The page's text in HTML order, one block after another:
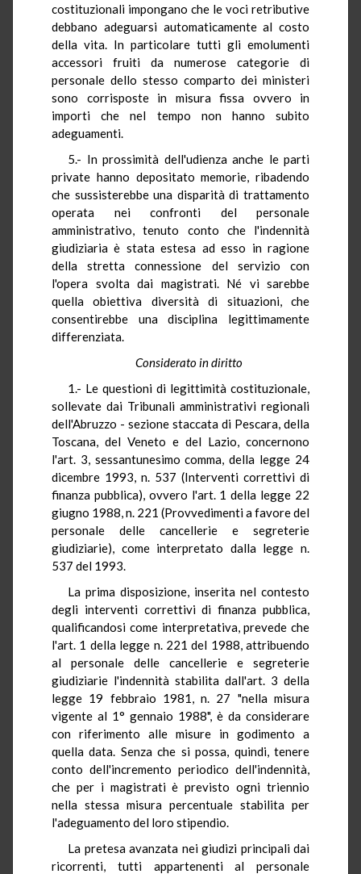
costituzionali impongano che le voci retributive
debbano adeguarsi automaticamente al costo
della vita. In particolare tutti gli emolumenti
accessori fruiti da numerose categorie di
personale dello stesso comparto dei ministeri
sono corrisposte in misura fissa ovvero in
importi che nel tempo non hanno subito
adeguamenti.
5.- In prossimità dell'udienza anche le parti
private hanno depositato memorie, ribadendo
che sussisterebbe una disparità di trattamento
operata nei confronti del personale
amministrativo, tenuto conto che l'indennità
giudiziaria è stata estesa ad esso in ragione
della stretta connessione del servizio con
l'opera svolta dai magistrati. Né vi sarebbe
quella obiettiva diversità di situazioni, che
consentirebbe una disciplina legittimamente
differenziata.
Considerato in diritto
1.- Le questioni di legittimità costituzionale,
sollevate dai Tribunali amministrativi regionali
dell'Abruzzo - sezione staccata di Pescara, della
Toscana, del Veneto e del Lazio, concernono
l'art. 3, sessantunesimo comma, della legge 24
dicembre 1993, n. 537 (Interventi correttivi di
finanza pubblica), ovvero l'art. 1 della legge 22
giugno 1988, n. 221 (Provvedimenti a favore del
personale delle cancellerie e segreterie
giudiziarie), come interpretato dalla legge n.
537 del 1993.
La prima disposizione, inserita nel contesto
degli interventi correttivi di finanza pubblica,
qualificandosi come interpretativa, prevede che
l'art. 1 della legge n. 221 del 1988, attribuendo
al personale delle cancellerie e segreterie
giudiziarie l'indennità stabilita dall'art. 3 della
legge 19 febbraio 1981, n. 27 "nella misura
vigente al 1° gennaio 1988", è da considerare
con riferimento alle misure in godimento a
quella data. Senza che si possa, quindi, tenere
conto dell'incremento periodico dell'indennità,
che per i magistrati è previsto ogni triennio
nella stessa misura percentuale stabilita per
l'adeguamento del loro stipendio.
La pretesa avanzata nei giudizi principali dai
ricorrenti, tutti appartenenti al personale